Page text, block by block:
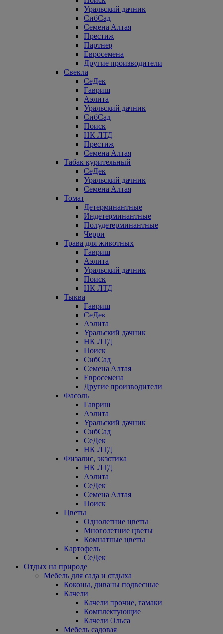
Уральский дачник
СибСад
Семена Алтая
Престиж
Партнер
Евросемена
Другие производители
Свекла
СеДек
Гавриш
Аэлита
Уральский дачник
СибСад
Поиск
НК ЛТД
Престиж
Семена Алтая
Табак курительный
СеДек
Уральский дачник
Семена Алтая
Томат
Детерминантные
Индетерминантные
Полудетерминантные
Черри
Трава для животных
Гавриш
Аэлита
Уральский дачник
Поиск
НК ЛТД
Тыква
Гавриш
СеДек
Аэлита
Уральский дачник
НК ЛТД
Поиск
СибСад
Семена Алтая
Евросемена
Другие производители
Фасоль
Гавриш
Аэлита
Уральский дачник
СибСад
СеДек
НК ЛТД
Физалис, экзотика
НК ЛТД
Аэлита
СеДек
Семена Алтая
Поиск
Цветы
Однолетние цветы
Многолетние цветы
Комнатные цветы
Картофель
СеДек
Отдых на природе
Мебель для сада и отдыха
Коконы, диваны подвесные
Качели
Качели прочие, гамаки
Комплектующие
Качели Ольса
Мебель садовая